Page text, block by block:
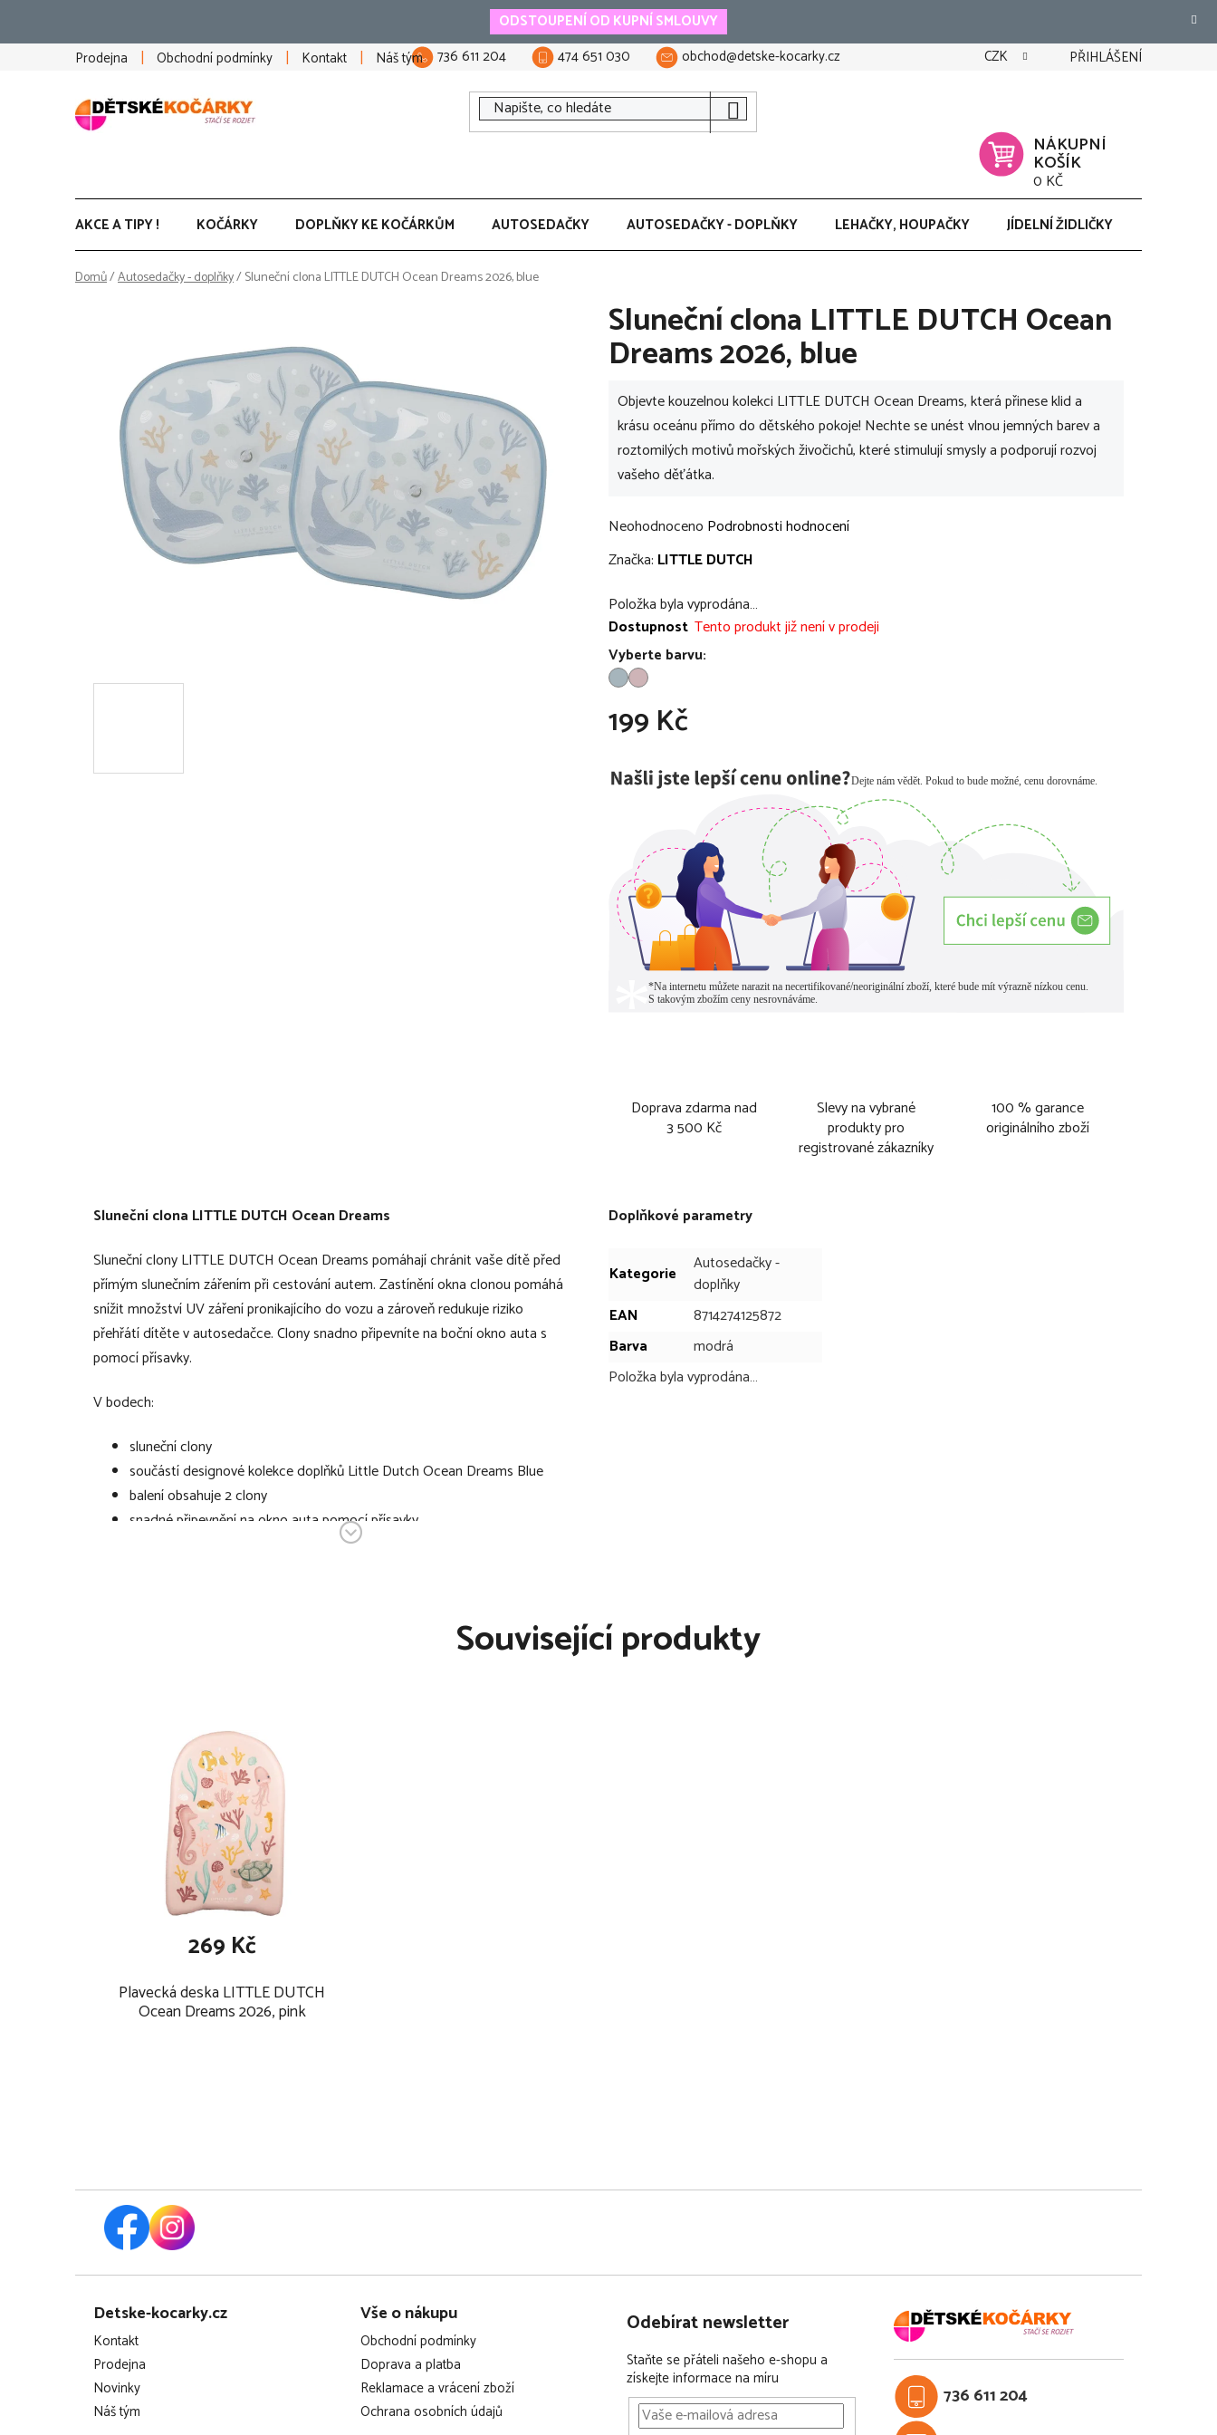
obsah
ODSTOUPENÍ OD KUPNÍ SMLOUVY
Prodejna
Obchodní podmínky Kontakt Náš tým 736 611 204 474 651 030 obchod@detske-kocarky.cz CZK PŘIHLÁŠENÍ
NÁKUPNÍ
KOŠÍK
0 KČ
AKCE A TIPY ! KOČÁRKY DOPLŇKY KE KOČÁRKŮM AUTOSEDAČKY AUTOSEDAČKY - DOPLŇKY LEHAČKY, HOUPAČKY JÍDELNÍ ŽIDLIČKY
Domů/Autosedačky - doplňky/Sluneční clona LITTLE DUTCH Ocean Dreams 2026, blue
Sluneční clona LITTLE DUTCH Ocean
Dreams 2026, blue
Objevte kouzelnou kolekci LITTLE DUTCH Ocean Dreams, která přinese klid a
krásu oceánu přímo do dětského pokoje! Nechte se unést vlnou jemných barev a
roztomilých motivů mořských živočichů, které stimulují smysly a podporují rozvoj
vašeho děťátka.
Průměrné
hodnocení
je
0,0
z
5
Neohodnoceno Podrobnosti hodnocení
Značka: LITTLE DUTCH
Položka byla vyprodána…
Dostupnost Tento produkt již není v prodeji
Vyberte barvu:
199 Kč
Doprava zdarma nad
3 500 Kč
Slevy na vybrané
produkty pro
registrované zákazníky
100 % garance
originálního zboží
Sluneční clona LITTLE DUTCH Ocean Dreams
Sluneční clony LITTLE DUTCH Ocean Dreams pomáhají chránit vaše dítě před
přímým slunečním zářením při cestování autem. Zastínění okna clonou pomáhá
snížit množství UV záření pronikajícího do vozu a zároveň redukuje riziko
přehřátí dítěte v autosedačce. Clony snadno připevníte na boční okno auta s
pomocí přísavky.
V bodech:
sluneční clony
součástí designové kolekce doplňků Little Dutch Ocean Dreams Blue
balení obsahuje 2 clony
snadné připevnění na okno auta pomocí přísavky
clony pomáhají chránit vaše dítě před přímým slunečním zářením při
Doplňkové parametry
Kategorie
Autosedačky -
doplňky
EAN
8714274125872
Barva
modrá
Položka byla vyprodána…
Související produkty
Plavecká deska LITTLE DUTCH
Ocean Dreams 2026, pink
269 Kč
Detske-kocarky.cz
Kontakt
Prodejna
Novinky
Náš tým
Vše o nákupu
Obchodní podmínky
Doprava a platba
Reklamace a vrácení zboží
Ochrana osobních údajů
Odebírat newsletter
Staňte se přáteli našeho e-shopu a
získejte informace na míru
736 611 204